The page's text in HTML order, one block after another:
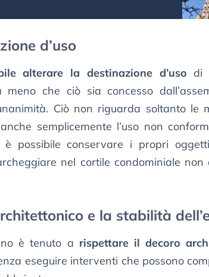
d’uso
alterare la destinazione d’uso di
meno che ciò sia concesso
Ciò non riguarda soltanto le
semplicemente l’uso non
è possibile conservare i propri
nel cortile condominiale
e la stabilità
è tenuto a rispettare il decoro
eseguire interventi che possono